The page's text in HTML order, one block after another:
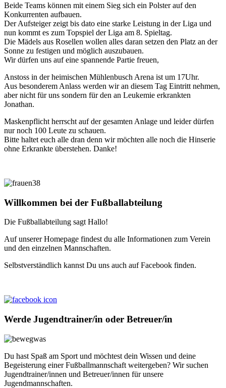
Beide Teams können mit einem Sieg sich ein Polster auf den
Konkurrenten aufbauen.
Der Aufsteiger zeigt bis dato eine starke Leistung in der Liga und
nun kommt es zum Topspiel der Liga am 8. Spieltag.
Die Mädels aus Rosellen wollen alles daran setzen den Platz an der
Sonne zu festigen und möglich auszubauen.
Wir dürfen uns auf eine spannende Partie freuen,
Anstoss in der heimischen Mühlenbusch Arena ist um 17Uhr.
Aus besonderem Anlass werden wir an diesem Tag Eintritt nehmen,
aber nicht für uns sondern für den an Leukemie erkrankten
Jonathan.
Maskenpflicht herrscht auf der gesamten Anlage und leider dürfen
nur noch 100 Leute zu schauen.
Bitte haltet euch alle dran denn wir möchten alle noch die Hinserie
ohne Erkrankte überstehen. Danke!
Willkommen bei der Fußballabteilung
Die Fußballabteilung sagt Hallo!
Auf unserer Homepage findest du alle Informationen zum Verein
und den einzelnen Mannschaften.
Selbstverständlich kannst Du uns auch auf Facebook finden.
Werde Jugendtrainer/in oder Betreuer/in
Du hast Spaß am Sport und möchtest dein Wissen und deine
Begeisterung einer Fußballmannschaft weitergeben? Wir suchen
Jugendtrainer/innen und Betreuer/innen für unsere
Jugendmannschaften.